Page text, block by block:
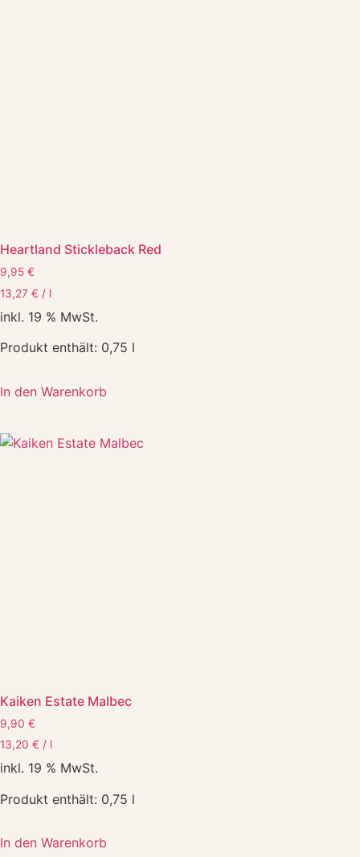
Heartland Stickleback Red
9,95 €
13,27 € / l
inkl. 19 % MwSt.
Produkt enthält: 0,75 l
In den Warenkorb
Kaiken Estate Malbec
9,90 €
13,20 € / l
inkl. 19 % MwSt.
Produkt enthält: 0,75 l
In den Warenkorb